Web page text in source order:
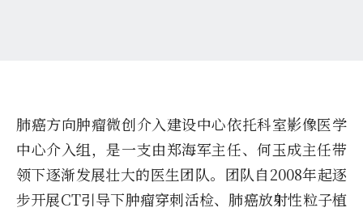
肺癌方向肿瘤微创介入建设中心依托科室影像医学
中心介入组，是一支由郑海军主任、何玉成主任带
领下逐渐发展壮大的医生团队。团队自2008年起逐
步开展CT引导下肿瘤穿刺活检、肺癌放射性粒子植